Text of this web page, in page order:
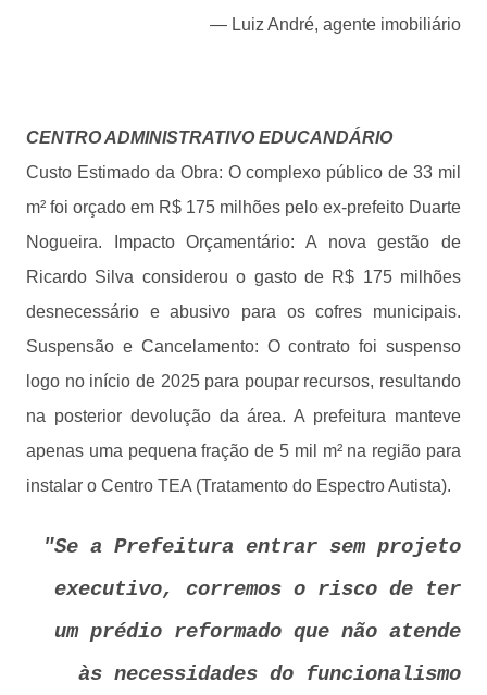
— Luiz André, agente imobiliário
CENTRO ADMINISTRATIVO EDUCANDÁRIO
Custo Estimado da Obra: O complexo público de 33 mil
m² foi orçado em R$ 175 milhões pelo ex-prefeito Duarte
Nogueira. Impacto Orçamentário: A nova gestão de
Ricardo Silva considerou o gasto de R$ 175 milhões
desnecessário e abusivo para os cofres municipais.
Suspensão e Cancelamento: O contrato foi suspenso
logo no início de 2025 para poupar recursos, resultando
na posterior devolução da área. A prefeitura manteve
apenas uma pequena fração de 5 mil m² na região para
instalar o Centro TEA (Tratamento do Espectro Autista).
"Se a Prefeitura entrar sem projeto
executivo, corremos o risco de ter
um prédio reformado que não atende
às necessidades do funcionalismo